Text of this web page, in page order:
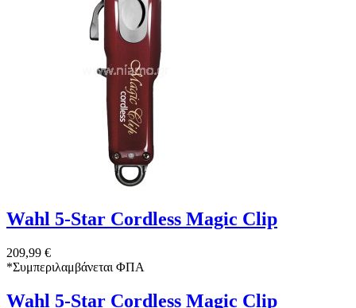
Wahl 5-Star Cordless Magic Clip
209,99 €
*Συμπεριλαμβάνεται ΦΠΑ
Wahl 5-Star Cordless Magic Clip